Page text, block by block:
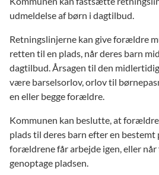
dagtilbud.
frister, og senest på det
udmeldelse af børn i dagtilbud.
Retningslinjerne kan give forældre
retten til en plads, når deres barn
dagtilbud. Årsagen til den
være barselsorlov, orlov til
en eller begge forældre.
Kommunen kan beslutte, at
plads til deres barn efter en bestemt
forældrene får arbejde igen, eller
genoptage pladsen.